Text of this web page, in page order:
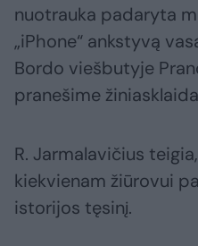
nuotrauka padaryta
„iPhone“ ankstyvą
Bordo viešbutyje
pranešime
R. Jarmalavičius
kiekvienam žiūrovui
istorijos tęsinį.